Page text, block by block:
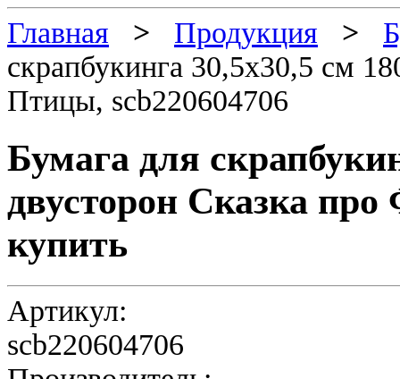
Главная > Продукция >
скрапбукинга 30,5х30,5 см
Птицы, scb220604706
Бумага для
двусторон Сказка
купить
Артикул:
scb220604706